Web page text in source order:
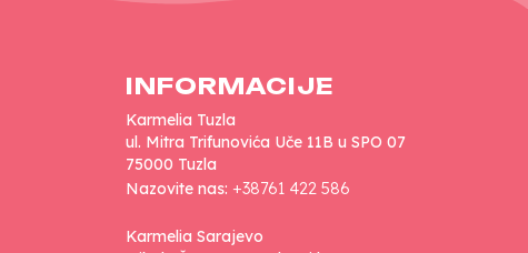
INFORMACIJE
Karmelia Tuzla
ul. Mitra Trifunovića Uče 11B u SPO 07
75000 Tuzla
Nazovite nas: +38761 422 586
Karmelia Sarajevo